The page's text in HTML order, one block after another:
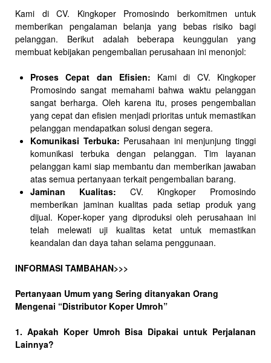
Kami di CV. Kingkoper Promosindo berkomitmen untuk
memberikan pengalaman belanja yang bebas risiko bagi
pelanggan. Berikut adalah beberapa keunggulan yang
membuat kebijakan pengembalian perusahaan ini menonjol:
Proses Cepat dan Efisien: Kami di CV. Kingkoper
Promosindo sangat memahami bahwa waktu pelanggan
sangat berharga. Oleh karena itu, proses pengembalian
yang cepat dan efisien menjadi prioritas untuk memastikan
pelanggan mendapatkan solusi dengan segera.
Komunikasi Terbuka: Perusahaan ini menjunjung tinggi
komunikasi terbuka dengan pelanggan. Tim layanan
pelanggan kami siap membantu dan memberikan jawaban
atas semua pertanyaan terkait pengembalian barang.
Jaminan Kualitas: CV. Kingkoper Promosindo
memberikan jaminan kualitas pada setiap produk yang
dijual. Koper-koper yang diproduksi oleh perusahaan ini
telah melewati uji kualitas ketat untuk memastikan
keandalan dan daya tahan selama penggunaan.
INFORMASI TAMBAHAN>>>
Pertanyaan Umum yang Sering ditanyakan Orang
Mengenai “Distributor Koper Umroh”
1. Apakah Koper Umroh Bisa Dipakai untuk Perjalanan
Lainnya?